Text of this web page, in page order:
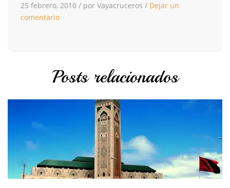
25 febrero, 2010 / por Vayacruceros / Dejar un
comentario
Posts relacionados